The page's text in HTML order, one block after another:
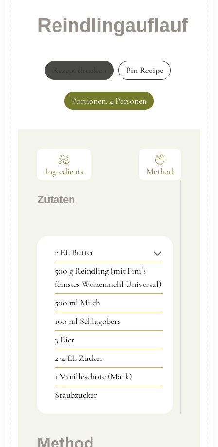
Reindlingauflauf
Pin Recipe
Portionen: 4 Personen
Ingredients Method
Zutaten
2 EL Butter
500 g Reindling (mit Fini´s
feinstes Weizenmehl Universal)
500 ml Milch
100 ml Schlagobers
3 Eier
2-4 EL Zucker
1 Vanilleschote (Mark)
Staubzucker
Method